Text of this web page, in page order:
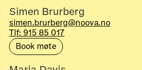
Simen Brurberg
simen.brurberg@noova.no
Tlf: 915 85 017
Book møte